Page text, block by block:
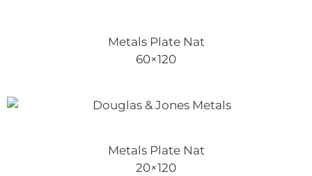
Metals Plate Nat
60×120
Metals Plate Nat
20×120